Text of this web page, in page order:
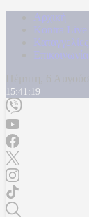
Αρχική
Kontra Live
Καταγγελίες
Επικοινωνία
15:41:22